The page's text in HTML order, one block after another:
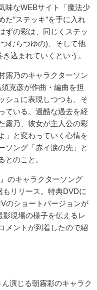
味なWEBサイト「魔法少
た”ステッキ”を手に入れ
ずの彩は、同じくステッ
むらつゆの)、そして他
込まれていくという。
露乃のキャラクターソン
克彦が作曲・編曲を担
シュに表現しつつも、そ
ている。過酷な過去を経
露乃、彼女が主人公の彩
」と変わっていく心情を
ソング「赤イ涙の先」と
とのこと。
のキャラクターソング
リリース。特典DVDに
のショートバージョンが
現場の様子を伝えるレ
メントが到着したので紹
演じる朝霧彩のキャラク